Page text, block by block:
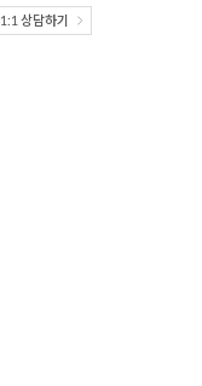
1:1 상담하기